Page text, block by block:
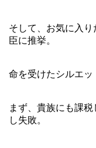
そして、お気に入
臣に推挙。
命を受けたシルエッ
まず、貴族にも課
し失敗。